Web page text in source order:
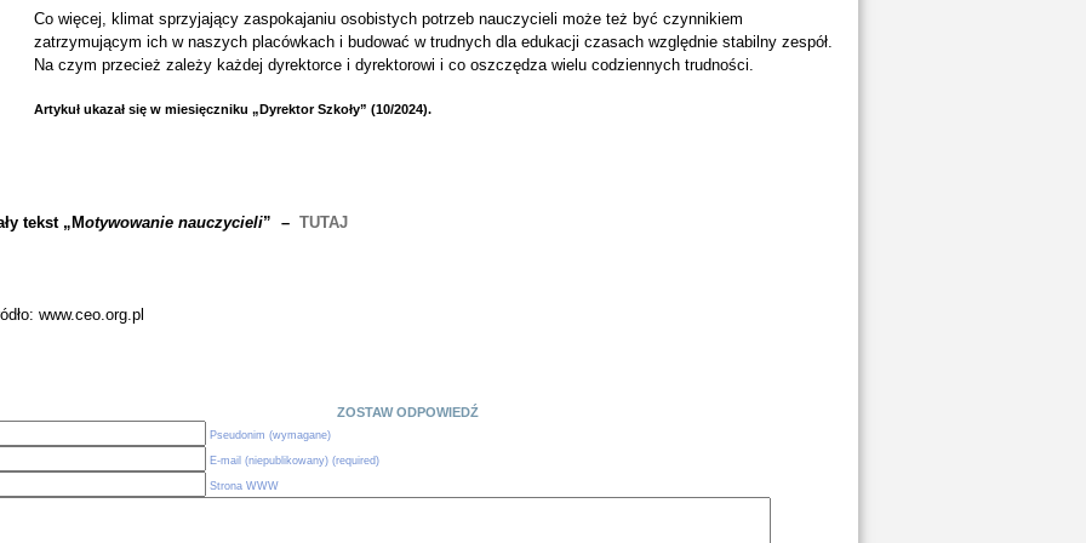
Co więcej, klimat sprzyjający zaspokajaniu osobistych potrzeb nauczycieli może też być czynnikiem
zatrzymującym ich w naszych placówkach i budować w trudnych dla edukacji czasach względnie stabilny zespół.
Na czym przecież zależy każdej dyrektorce i dyrektorowi i co oszczędza wielu codziennych trudności.
Artykuł ukazał się w miesięczniku „Dyrektor Szkoły” (10/2024).
tekst „Motywowanie nauczycieli” – TUTAJ
www.ceo.org.pl
ZOSTAW ODPOWIEDŹ
Pseudonim (wymagane)
E-mail (niepublikowany) (required)
Strona WWW